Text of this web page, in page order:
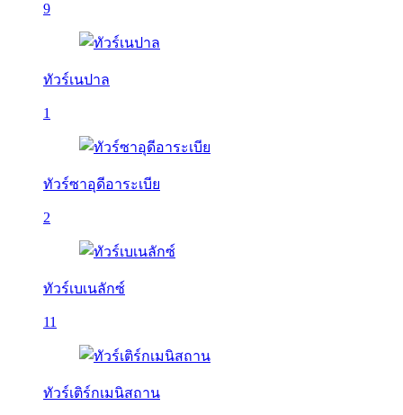
9
ทัวร์เนปาล
1
ทัวร์ซาอุดีอาระเบีย
2
ทัวร์เบเนลักซ์
11
ทัวร์เติร์กเมนิสถาน